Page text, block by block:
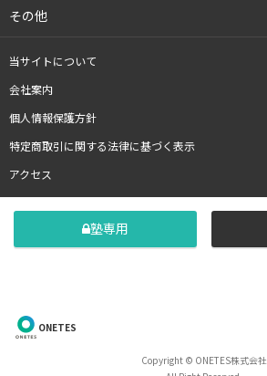
その他
当サイトについて
会社案内
個人情報保護方針
特定商取引に関する法律に基づく表示
アクセス
塾専用
ONETES
Copyright © ONETES株式会社